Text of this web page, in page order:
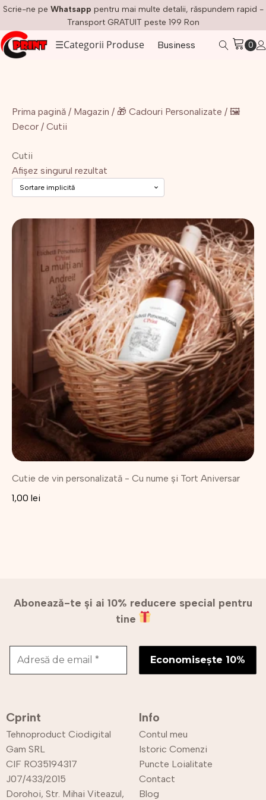
Scrie-ne pe Whatsapp pentru mai multe detalii, răspundem rapid -
Transport GRATUIT peste 199 Ron
☰Categorii Produse Business
Prima pagină / Magazin / 🎁 Cadouri Personalizate / 🖼️
Decor / Cutii
Cutii
Afișez singurul rezultat
Cutie de vin personalizată - Cu nume și Tort Aniversar
1,00 lei
Abonează-te și ai 10% reducere special pentru
tine
Cprint
Tehnoproduct Ciodigital
Gam SRL
CIF RO35194317
J07/433/2015
Dorohoi, Str. Mihai Viteazul,
Info
Contul meu
Istoric Comenzi
Puncte Loialitate
Contact
Blog